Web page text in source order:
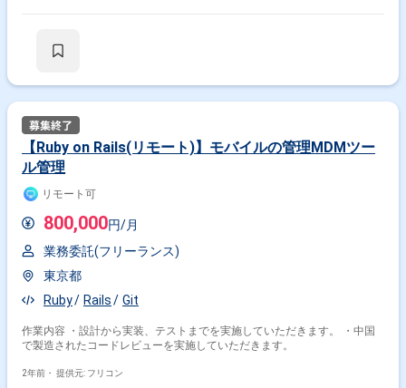
【Ruby on Rails(リモート)】モバイルの管理MDMツー
ル管理
リモート可
800,000円/月
業務委託(フリーランス)
東京都
Ruby
Rails Git
作業内容 ・設計から実装、テストまでを実施していただきます。 ・中国
で製造されたコードレビューを実施していただきます。
2年前・ 提供元: フリコン